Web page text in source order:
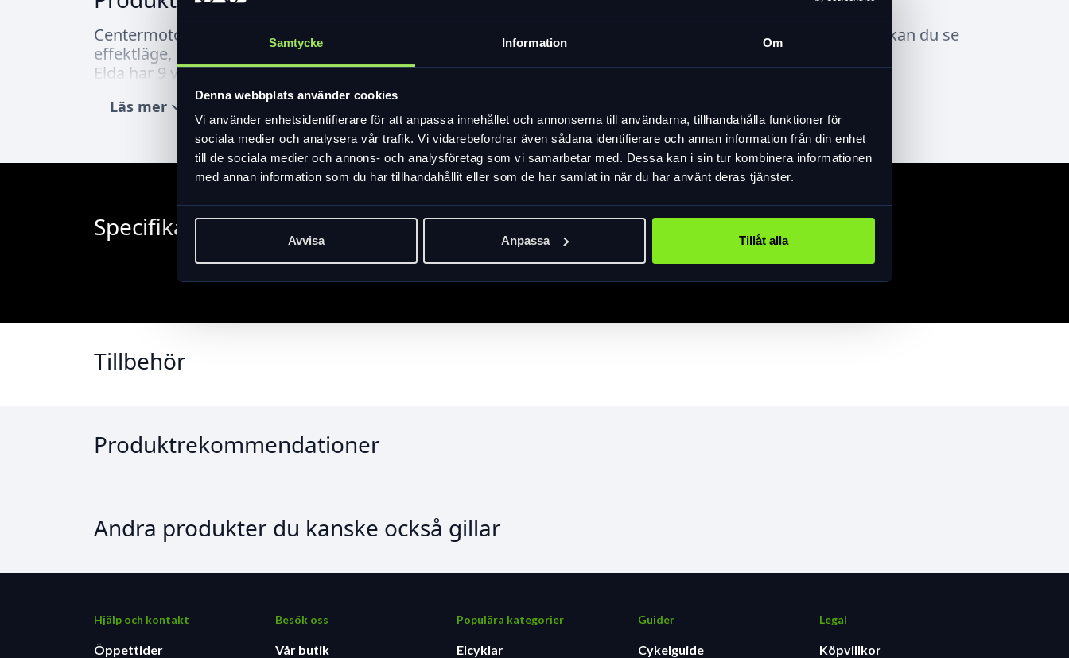
Samtycke Information Om
Denna webbplats använder cookies
Vi använder enhetsidentifierare för att anpassa innehållet och annonserna till användarna, tillhandahålla funktioner för
sociala medier och analysera vår trafik. Vi vidarebefordrar även sådana identifierare och annan information från din enhet
till de sociala medier och annons- och analysföretag som vi samarbetar med. Dessa kan i sin tur kombinera informationen
med annan information som du har tillhandahållit eller som de har samlat in när du har använt deras tjänster.
Avvisa Anpassa Tillåt alla
Centermotorn som är en Shimano E5000 ger dig kraften du behöver och på den avtagbara tydliga displayen kan du se
effektläge, hastighet, batteriets laddnivå och hur långt den kraften tar dig.
Elda har 9 växlar och fullt utrustad med skärmar, godkänt ramlås, belysning och stöd. Pakethållaren har AVS
klicksystem, fäst en väska eller korg med ett klick. Montera på en barnstol, eller kärra bak, så löser du familjelogistiken.
Läs mer expand_more
Specifikation
Tillbehör
Produktrekommendationer
Andra produkter du kanske också gillar
Hjälp och kontakt
Öppettider
Besök oss
Vår butik
Populära kategorier
Elcyklar
Guider
Cykelguide
Legal
Köpvillkor